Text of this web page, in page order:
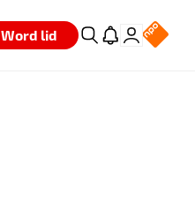
Word lid